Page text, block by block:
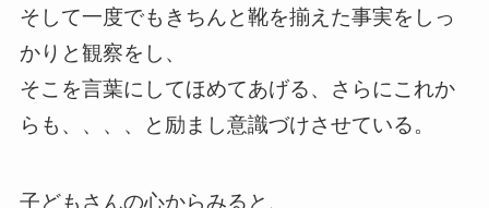
そして一度でもきちんと靴を揃えた事実をしっ
かりと観察をし、
そこを言葉にしてほめてあげる、さらにこれか
らも、、、、と励まし意識づけさせている。
子どもさんの心からみると、